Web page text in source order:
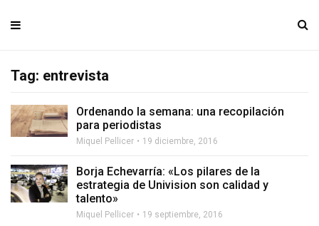
Tag: entrevista
Ordenando la semana: una recopilación
para periodistas
Miquel Pellicer 19 diciembre, 2016
Borja Echevarría: «Los pilares de la
estrategia de Univision son calidad y
talento»
Miquel Pellicer 19 septiembre, 2016